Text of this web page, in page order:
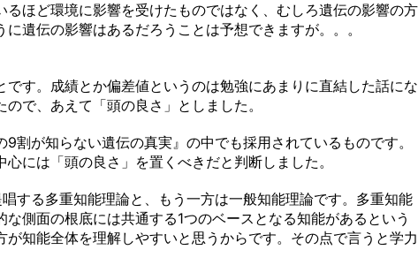
ほど環境に影響を受けたものではなく、むしろ遺伝の影響の方
遺伝の影響はあるだろうことは予想できますが。。。
す。成績とか偏差値というのは勉強にあまりに直結した話にな
で、あえて「頭の良さ」としました。
が知らない遺伝の真実』の中でも採用されているものです。
には「頭の良さ」を置くべきだと判断しました。
する多重知能理論と、もう一方は一般知能理論です。多重知能
側面の根底には共通する1つのベースとなる知能があるという
知能全体を理解しやすいと思うからです。その点で言うと学力